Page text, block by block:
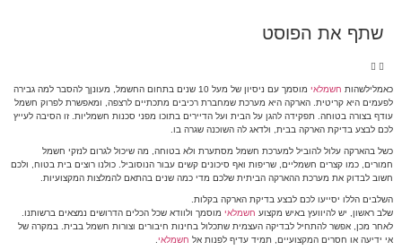
שתף את הפוסט
כאמלילשהות חשמלאי
מוסמך עם ניסיון של מעל 10 שנים בתחום החשמל, מעונןך להסבר למה גבירה
לפעמים היא קריטית. הארקה היא מערכת שמחברת רכיבים מתכתיים לרצפה, ומאפשרת לפרוק חשמל
עודף בצורה בטוחה. תפקידה להגן על הבית ועל הדיירים בתוכו מפני סכנות חשמליות. זו הסיבה לעייץ
לכם לבצע בדיקת הארקה בבית, ולדאג לה השוכנה שגרה בו.
כשל בהארקה עלול להוביל למערכת חשמל מסתערת ולא בטוחה, מה שיכול לגרום לנזקי חשמל
חמורים, כמו קצרים חשמליים, שריפות ואף סיכונים קשים עבור הנוסוביל. כולנו רוצים בית בטוח, ולכם
חשוב לבדוק את מערכת ההארקה הביתית שלכם מדי כמה שנים בהתאם להמלצות המקצועיות.
השלבים הללו יסייעו לכם לבצע בדיקת הארקה בקלות.
שלב ראשון, יש להיוועץ באיש מקצוע חשמלאי מוסמך ולוודא שכל הכלים הדרושים נמצאים ברשותנו.
לאחר מכן, אפשר להתחיל לבדיקה העצמית שתכלול בחינות חיבורים וצורות חשמל בבית. במקרה של
אי ידיעה או חסרים המקצועיים, תמיד עדיף לפנות אל חשמלאי